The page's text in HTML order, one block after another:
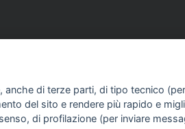
medici e dispositivi medico – diagnostici in
né natura di pubblicità. Tutti i contenuti
venduti da RAM Apparecchi Medicali srl attraverso
anche di terze parti, di tipo tecnico (per
del sito e rendere più rapido e
di profilazione (per inviare